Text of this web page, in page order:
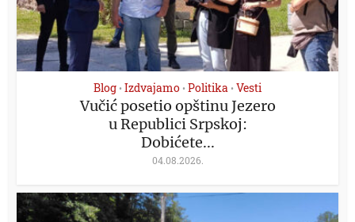
Blog • Izdvajamo • Politika • Vesti
Vučić posetio opštinu Jezero
u Republici Srpskoj:
Dobićete...
04.08.2026.